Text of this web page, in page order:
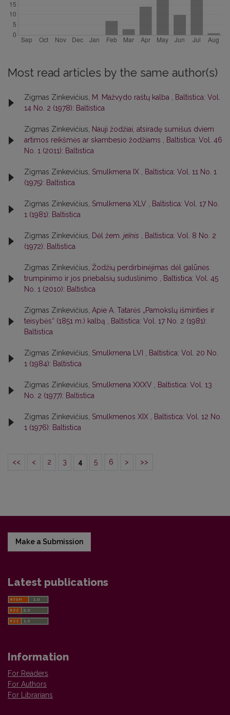
Most read articles by the same author(s)
Zigmas Zinkevičius, M. Mažvydo raštų kalba , Baltistica: Vol.
14 No. 2 (1978): Baltistica
Zigmas Zinkevičius, Nauji žodžiai, atsiradę sumišus dviem
artimos reikšmės ar skambesio žodžiams , Baltistica: Vol. 46
No. 1 (2011): Baltistica
Zigmas Zinkevičius, Smulkmena IX , Baltistica: Vol. 11 No. 1
(1975): Baltistica
Zigmas Zinkevičius, Smulkmena XLV , Baltistica: Vol. 17 No.
1 (1981): Baltistica
Zigmas Zinkevičius, Dėl žem. jeĩnis , Baltistica: Vol. 8 No. 2
(1972): Baltistica
Zigmas Zinkevičius, Žodžių perdirbinėjimas dėl galūnės
trumpinimo ir jos priebalsių suduslinimo , Baltistica: Vol. 45
No. 1 (2010): Baltistica
Zigmas Zinkevičius, Apie A. Tatarės „Pamokslų išminties ir
teisybės“ (1851 m.) kalbą , Baltistica: Vol. 17 No. 2 (1981):
Baltistica
Zigmas Zinkevičius, Smulkmena LVI , Baltistica: Vol. 20 No.
1 (1984): Baltistica
Zigmas Zinkevičius, Smulkmena XXXV , Baltistica: Vol. 13
No. 2 (1977): Baltistica
Zigmas Zinkevičius, Smulkmenos XIX , Baltistica: Vol. 12 No.
1 (1976): Baltistica
<< < 2 3 4 5 6 > >>
Make a Submission
Latest publications
Information
For Readers
For Authors
For Librarians